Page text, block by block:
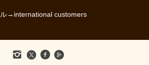
→international customers